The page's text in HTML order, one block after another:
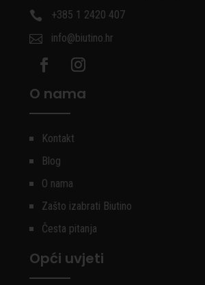

+385 1 2420 407

info@biutino.hr
O nama
Kontakt
Blog
O nama
Zašto izabrati Biutino
Česta pitanja
Opći uvjeti